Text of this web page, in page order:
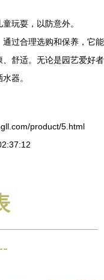
玩耍，以防意外。
过合理选购和保养，它能
舒适。无论是园艺爱好者
器。
product/5.html